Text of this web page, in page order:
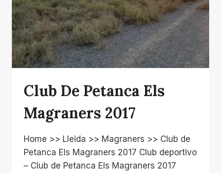
Club De Petanca Els
Magraners 2017
Home >> Lleida >> Magraners >> Club de
Petanca Els Magraners 2017 Club deportivo
– Club de Petanca Els Magraners 2017